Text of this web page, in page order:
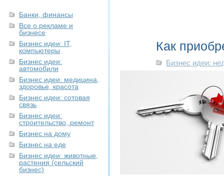
Банки, финансы
Все о рекламе и
бизнесе
Бизнес идеи: IT,
компьютеры
Бизнес идеи:
автомобили
Бизнес идеи: медицина,
здоровье, красота
Бизнес идеи: сотовая
связь
Бизнес идеи:
строительство, ремонт
Бизнес на дому
Бизнес на еде
Бизнес идеи: животные,
растения (сельский
бизнес)
Как
Бизнес идеи: